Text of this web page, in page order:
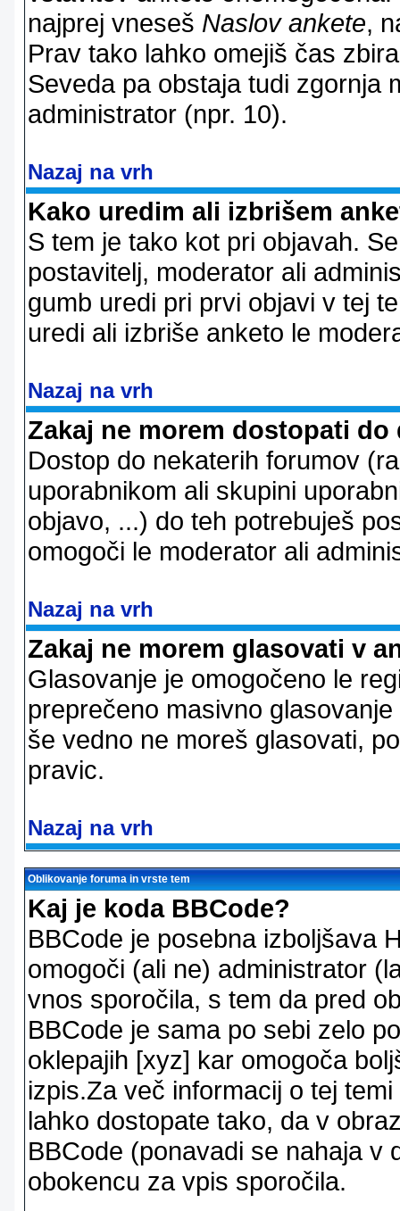
najprej vneseš Naslov ankete,
Prav tako lahko omejiš čas
Seveda pa obstaja tudi zgornja
administrator (npr. 10).
Nazaj na vrh
Kako uredim ali izbrišem
S tem je tako kot pri objavah.
postavitelj, moderator ali
gumb uredi pri prvi objavi v tej
uredi ali izbriše anketo le
Nazaj na vrh
Zakaj ne morem dostopati
Dostop do nekaterih forumov
uporabnikom ali skupini
objavo, ...) do teh potrebuješ
omogoči le moderator ali
Nazaj na vrh
Zakaj ne morem glasovati v
Glasovanje je omogočeno le
preprečeno masivno
še vedno ne moreš glasovati,
pravic.
Nazaj na vrh
Oblikovanje foruma in vrste tem
Kaj je koda BBCode?
BBCode je posebna izboljšava
omogoči (ali ne) administrator
vnos sporočila, s tem da pred
BBCode je sama po sebi zelo
oklepajih [xyz] kar omogoča
izpis.Za več informacij o tej
lahko dostopate tako, da v
BBCode (ponavadi se nahaja v
obokencu za vpis sporočila.